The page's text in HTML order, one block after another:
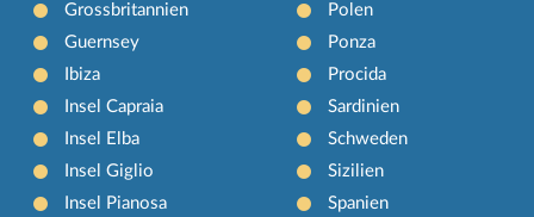
Grossbritannien
Guernsey
Ibiza
Insel Capraia
Insel Elba
Insel Giglio
Insel Pianosa
Polen
Ponza
Procida
Sardinien
Schweden
Sizilien
Spanien